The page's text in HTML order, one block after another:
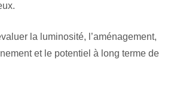
la luminosité, l’aménagement,
et le potentiel à long terme de